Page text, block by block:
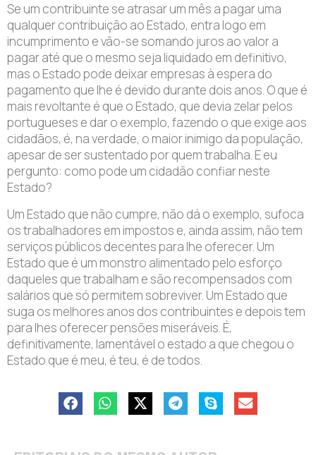
Se um contribuinte se atrasar um mês a pagar uma
qualquer contribuição ao Estado, entra logo em
incumprimento e vão-se somando juros ao valor a
pagar até que o mesmo seja liquidado em definitivo,
mas o Estado pode deixar empresas à espera do
pagamento que lhe é devido durante dois anos. O que é
mais revoltante é que o Estado, que devia zelar pelos
portugueses e dar o exemplo, fazendo o que exige aos
cidadãos, é, na verdade, o maior inimigo da população,
apesar de ser sustentado por quem trabalha. E eu
pergunto: como pode um cidadão confiar neste
Estado?
Um Estado que não cumpre, não dá o exemplo, sufoca
os trabalhadores em impostos e, ainda assim, não tem
serviços públicos decentes para lhe oferecer. Um
Estado que é um monstro alimentado pelo esforço
daqueles que trabalham e são recompensados com
salários que só permitem sobreviver. Um Estado que
suga os melhores anos dos contribuintes e depois tem
para lhes oferecer pensões miseráveis. É,
definitivamente, lamentável o estado a que chegou o
Estado que é meu, é teu, é de todos.